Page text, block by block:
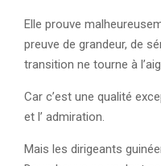
Elle prouve
preuve de grandeur, de
transition ne tourne à
Car c’est une qualité
et l’ admiration.
Mais les dirigeants